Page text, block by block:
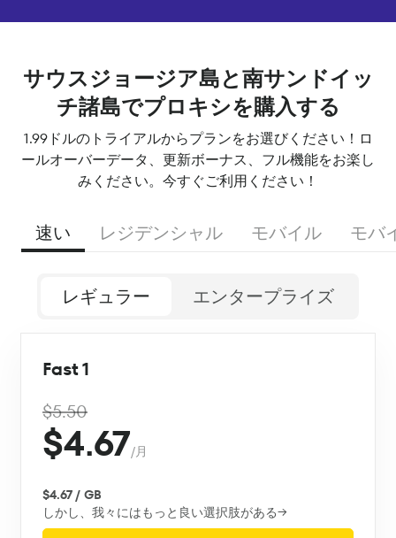
サウスジョージア島と南サンドイッ
チ諸島でプロキシを購入する
1.99ドルのトライアルからプランをお選びください！ロ
ールオーバーデータ、更新ボーナス、フル機能をお楽し
みください。今すぐご利用ください！
速い レジデンシャル モバイル モバ
レギュラー エンタープライズ
Fast 1
$5.50
$4.67/月
$4.67 / GB
しかし、我々にはもっと良い選択肢がある→